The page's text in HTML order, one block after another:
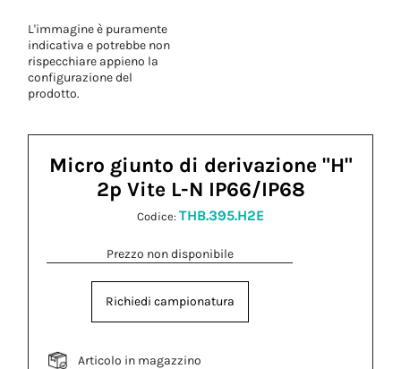
L'immagine è puramente
indicativa e potrebbe non
rispecchiare appieno la
configurazione del
prodotto.
Micro giunto di derivazione "H"
2p Vite L-N IP66/IP68
Codice: THB.395.H2E
Prezzo non disponibile
Richiedi campionatura
Articolo in magazzino